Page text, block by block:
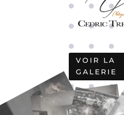
VOIR LA
GALERIE